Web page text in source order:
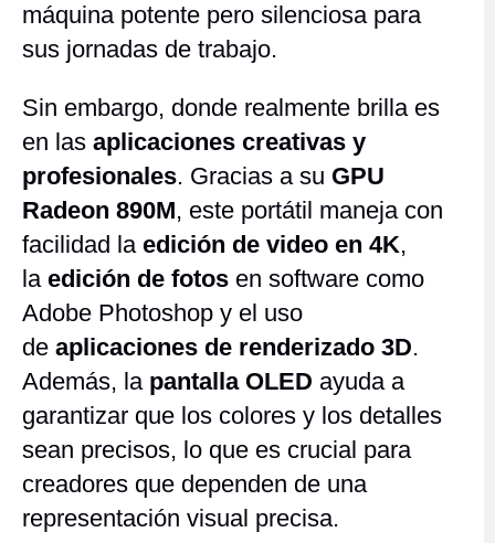
máquina potente pero silenciosa para
sus jornadas de trabajo.
Sin embargo, donde realmente brilla es
en las aplicaciones creativas y
profesionales. Gracias a su GPU
Radeon 890M, este portátil maneja con
facilidad la edición de video en 4K,
la edición de fotos en software como
Adobe Photoshop y el uso
de aplicaciones de renderizado 3D.
Además, la pantalla OLED ayuda a
garantizar que los colores y los detalles
sean precisos, lo que es crucial para
creadores que dependen de una
representación visual precisa.